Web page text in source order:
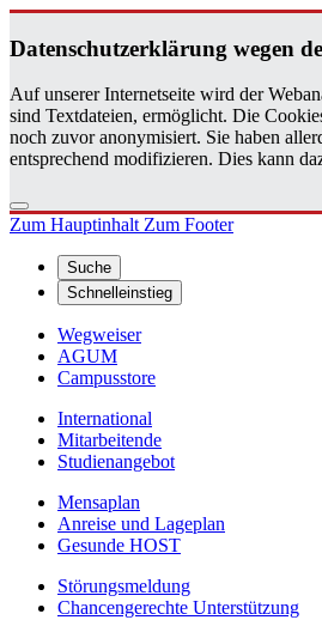
Da­ten­schutz­er­klä­rung wegen
Auf unserer Internetseite wird der
sind Textdateien, ermöglicht. Die
noch zuvor anonymisiert. Sie haben
entsprechend modifizieren. Dies kann
Zum HauptinhaltZum Footer
Suche
Schnelleinstieg
Wegweiser
AGUM
Campusstore
International
Mitarbeitende
Studienangebot
Mensaplan
Anreise und Lageplan
Gesunde HOST
Störungsmeldung
Chancengerechte Unterstützung